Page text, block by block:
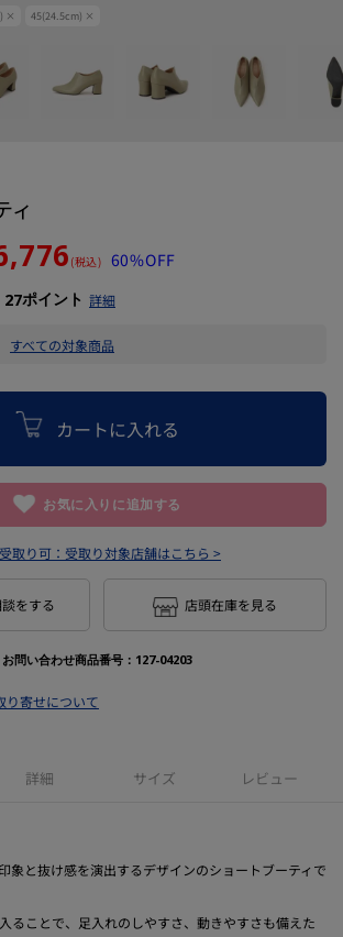
× 45(24.5cm) ×
ィ
(税込) 60%OFF
27ポイント 詳細
すべての対象商品
カートに入れる
お気に入りに追加する
取り可： 受取り対象店舗はこちら >
をする 店頭在庫を見る
お問い合わせ商品番号： 127-04203
り寄せについて
詳細 サイズ レビュー
象と抜け感を演出するデザインのショートブーティで
ることで、足入れのしやすさ、動きやすさも備えた